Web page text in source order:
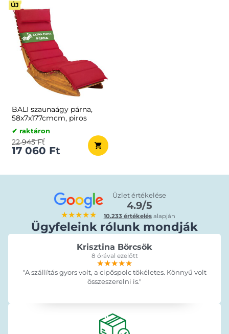
ÚJ
BALI szaunaágy párna,
58x7x177cmcm, piros
✔ raktáron
17 060 Ft
22 945 Ft
★★★★★
Üzlet értékelése
4.9/5
10.233 értékelésalapján
Ügyfeleink rólunk mondják
Krisztina Börcsök
8 órával ezelőtt
★★★★★
★★★★★
★★★★★
"A szállítás gyors volt, a cipőspolc tökéletes. Könnyű volt
összeszerelni is."